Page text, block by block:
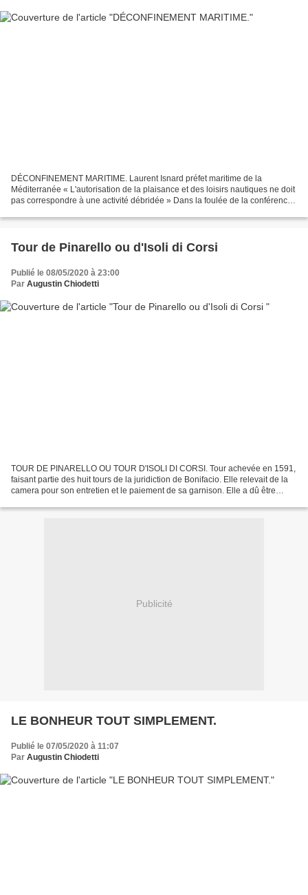
DÉCONFINEMENT MARITIME. Laurent Isnard préfet maritime de la
Méditerranée « L'autorisation de la plaisance et des loisirs nautiques ne doit
pas correspondre à une activité débridée » Dans la foulée de la conférence
Tour de Pinarello ou d'Isoli di Corsi
Publié le 08/05/2020 à 23:00
Par Augustin Chiodetti
TOUR DE PINARELLO OU TOUR D'ISOLI DI CORSI. Tour achevée en 1591,
faisant partie des huit tours de la juridiction de Bonifacio. Elle relevait de la
camera pour son entretien et le paiement de sa garnison. Elle a dû être
Publicité
LE BONHEUR TOUT SIMPLEMENT.
Publié le 07/05/2020 à 11:07
Par Augustin Chiodetti